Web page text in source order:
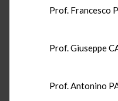
Prof. Francesco
Prof. Giuseppe
Prof. Antonino